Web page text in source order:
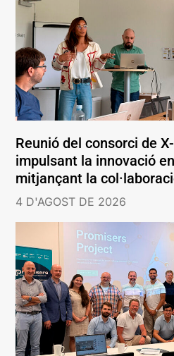
Reunió del consorci de
impulsant la innovació
mitjançant la
4 D'AGOST DE 2026